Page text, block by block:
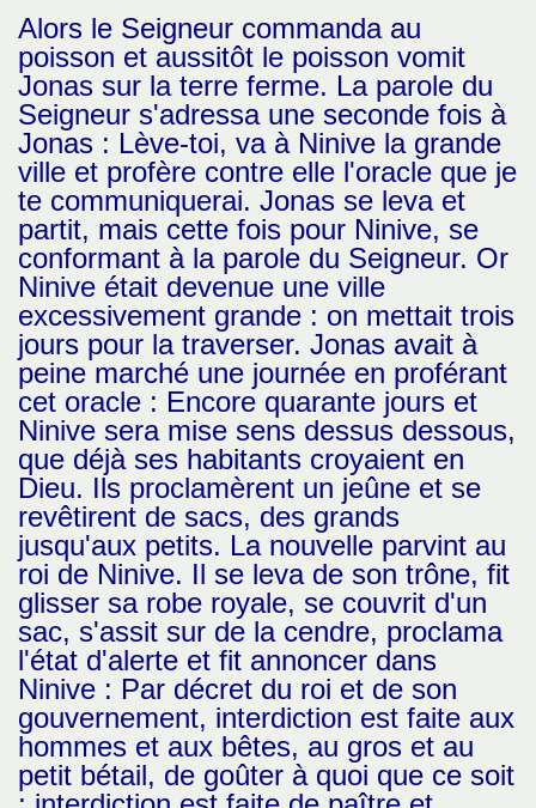
Alors le Seigneur commanda au
poisson et aussitôt le poisson vomit
Jonas sur la terre ferme. La parole du
Seigneur s'adressa une seconde fois à
Jonas : Lève-toi, va à Ninive la grande
ville et profère contre elle l'oracle que je
te communiquerai. Jonas se leva et
partit, mais cette fois pour Ninive, se
conformant à la parole du Seigneur. Or
Ninive était devenue une ville
excessivement grande : on mettait trois
jours pour la traverser. Jonas avait à
peine marché une journée en proférant
cet oracle : Encore quarante jours et
Ninive sera mise sens dessus dessous,
que déjà ses habitants croyaient en
Dieu. Ils proclamèrent un jeûne et se
revêtirent de sacs, des grands
jusqu'aux petits. La nouvelle parvint au
roi de Ninive. Il se leva de son trône, fit
glisser sa robe royale, se couvrit d'un
sac, s'assit sur de la cendre, proclama
l'état d'alerte et fit annoncer dans
Ninive : Par décret du roi et de son
gouvernement, interdiction est faite aux
hommes et aux bêtes, au gros et au
petit bétail, de goûter à quoi que ce soit